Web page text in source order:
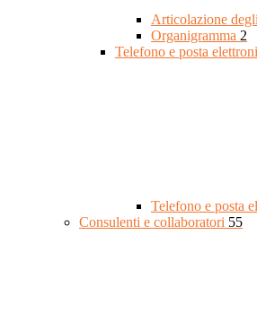
Articolazione
Organigramma 2
Telefono e posta
Telefono e posta
Consulenti e collaboratori 55